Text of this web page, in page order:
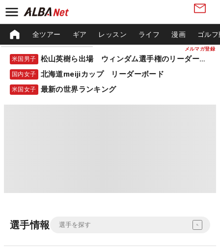
メルマガ登録
全ツアー ギア レッスン ライフ 漫画 ゴル
米国男子 松山英樹ら出場 ウィンダム選手権のリーダーボード
国内女子 北海道meijiカップ リーダーボード
米国女子 最新の世界ランキング
選手情報